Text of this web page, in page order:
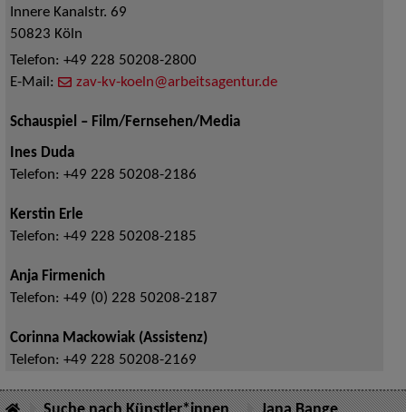
Innere Kanalstr. 69
50823 Köln
Telefon: +49 228 50208-2800
E-Mail:
zav-kv-koeln@arbeitsagentur.de
Schauspiel – Film/Fernsehen/Media
Ines Duda
Telefon: +49 228 50208-2186
Kerstin Erle
Telefon: +49 228 50208-2185
Anja Firmenich
Telefon: +49 (0) 228 50208-2187
Corinna Mackowiak (Assistenz)
Telefon: +49 228 50208-2169